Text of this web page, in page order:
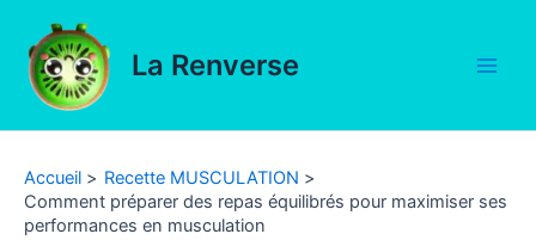
contenu
La Renverse
Accueil
Recette MUSCULATION
Comment préparer des repas équilibrés pour maximiser ses
performances en musculation